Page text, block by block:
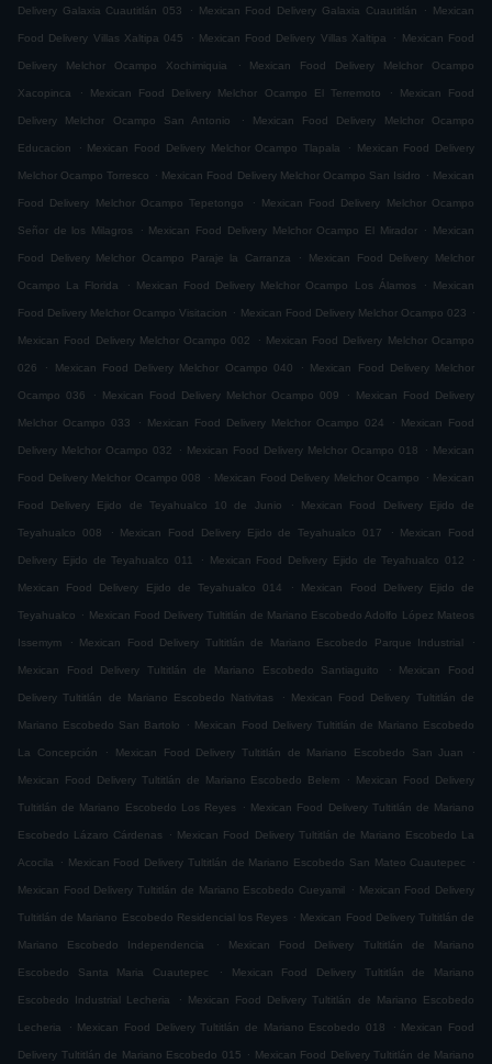
Delivery Galaxia Cuautitlán 053 . Mexican Food Delivery Galaxia Cuautitlán . Mexican
Food Delivery Villas Xaltipa 045 . Mexican Food Delivery Villas Xaltipa . Mexican Food
Delivery Melchor Ocampo Xochimiquia . Mexican Food Delivery Melchor Ocampo
Xacopinca . Mexican Food Delivery Melchor Ocampo El Terremoto . Mexican Food
Delivery Melchor Ocampo San Antonio . Mexican Food Delivery Melchor Ocampo
Educacion . Mexican Food Delivery Melchor Ocampo Tlapala . Mexican Food Delivery
Melchor Ocampo Torresco . Mexican Food Delivery Melchor Ocampo San Isidro . Mexican
Food Delivery Melchor Ocampo Tepetongo . Mexican Food Delivery Melchor Ocampo
Señor de los Milagros . Mexican Food Delivery Melchor Ocampo El Mirador . Mexican
Food Delivery Melchor Ocampo Paraje la Carranza . Mexican Food Delivery Melchor
Ocampo La Florida . Mexican Food Delivery Melchor Ocampo Los Álamos . Mexican
Food Delivery Melchor Ocampo Visitacion . Mexican Food Delivery Melchor Ocampo 023 .
Mexican Food Delivery Melchor Ocampo 002 . Mexican Food Delivery Melchor Ocampo
026 . Mexican Food Delivery Melchor Ocampo 040 . Mexican Food Delivery Melchor
Ocampo 036 . Mexican Food Delivery Melchor Ocampo 009 . Mexican Food Delivery
Melchor Ocampo 033 . Mexican Food Delivery Melchor Ocampo 024 . Mexican Food
Delivery Melchor Ocampo 032 . Mexican Food Delivery Melchor Ocampo 018 . Mexican
Food Delivery Melchor Ocampo 008 . Mexican Food Delivery Melchor Ocampo . Mexican
Food Delivery Ejido de Teyahualco 10 de Junio . Mexican Food Delivery Ejido de
Teyahualco 008 . Mexican Food Delivery Ejido de Teyahualco 017 . Mexican Food
Delivery Ejido de Teyahualco 011 . Mexican Food Delivery Ejido de Teyahualco 012 .
Mexican Food Delivery Ejido de Teyahualco 014 . Mexican Food Delivery Ejido de
Teyahualco . Mexican Food Delivery Tultitlán de Mariano Escobedo Adolfo López Mateos
Issemym . Mexican Food Delivery Tultitlán de Mariano Escobedo Parque Industrial .
Mexican Food Delivery Tultitlán de Mariano Escobedo Santiaguito . Mexican Food
Delivery Tultitlán de Mariano Escobedo Nativitas . Mexican Food Delivery Tultitlán de
Mariano Escobedo San Bartolo . Mexican Food Delivery Tultitlán de Mariano Escobedo
La Concepción . Mexican Food Delivery Tultitlán de Mariano Escobedo San Juan .
Mexican Food Delivery Tultitlán de Mariano Escobedo Belem . Mexican Food Delivery
Tultitlán de Mariano Escobedo Los Reyes . Mexican Food Delivery Tultitlán de Mariano
Escobedo Lázaro Cárdenas . Mexican Food Delivery Tultitlán de Mariano Escobedo La
Acocila . Mexican Food Delivery Tultitlán de Mariano Escobedo San Mateo Cuautepec .
Mexican Food Delivery Tultitlán de Mariano Escobedo Cueyamil . Mexican Food Delivery
Tultitlán de Mariano Escobedo Residencial los Reyes . Mexican Food Delivery Tultitlán de
Mariano Escobedo Independencia . Mexican Food Delivery Tultitlán de Mariano
Escobedo Santa Maria Cuautepec . Mexican Food Delivery Tultitlán de Mariano
Escobedo Industrial Lecheria . Mexican Food Delivery Tultitlán de Mariano Escobedo
Lecheria . Mexican Food Delivery Tultitlán de Mariano Escobedo 018 . Mexican Food
Delivery Tultitlán de Mariano Escobedo 015 . Mexican Food Delivery Tultitlán de Mariano